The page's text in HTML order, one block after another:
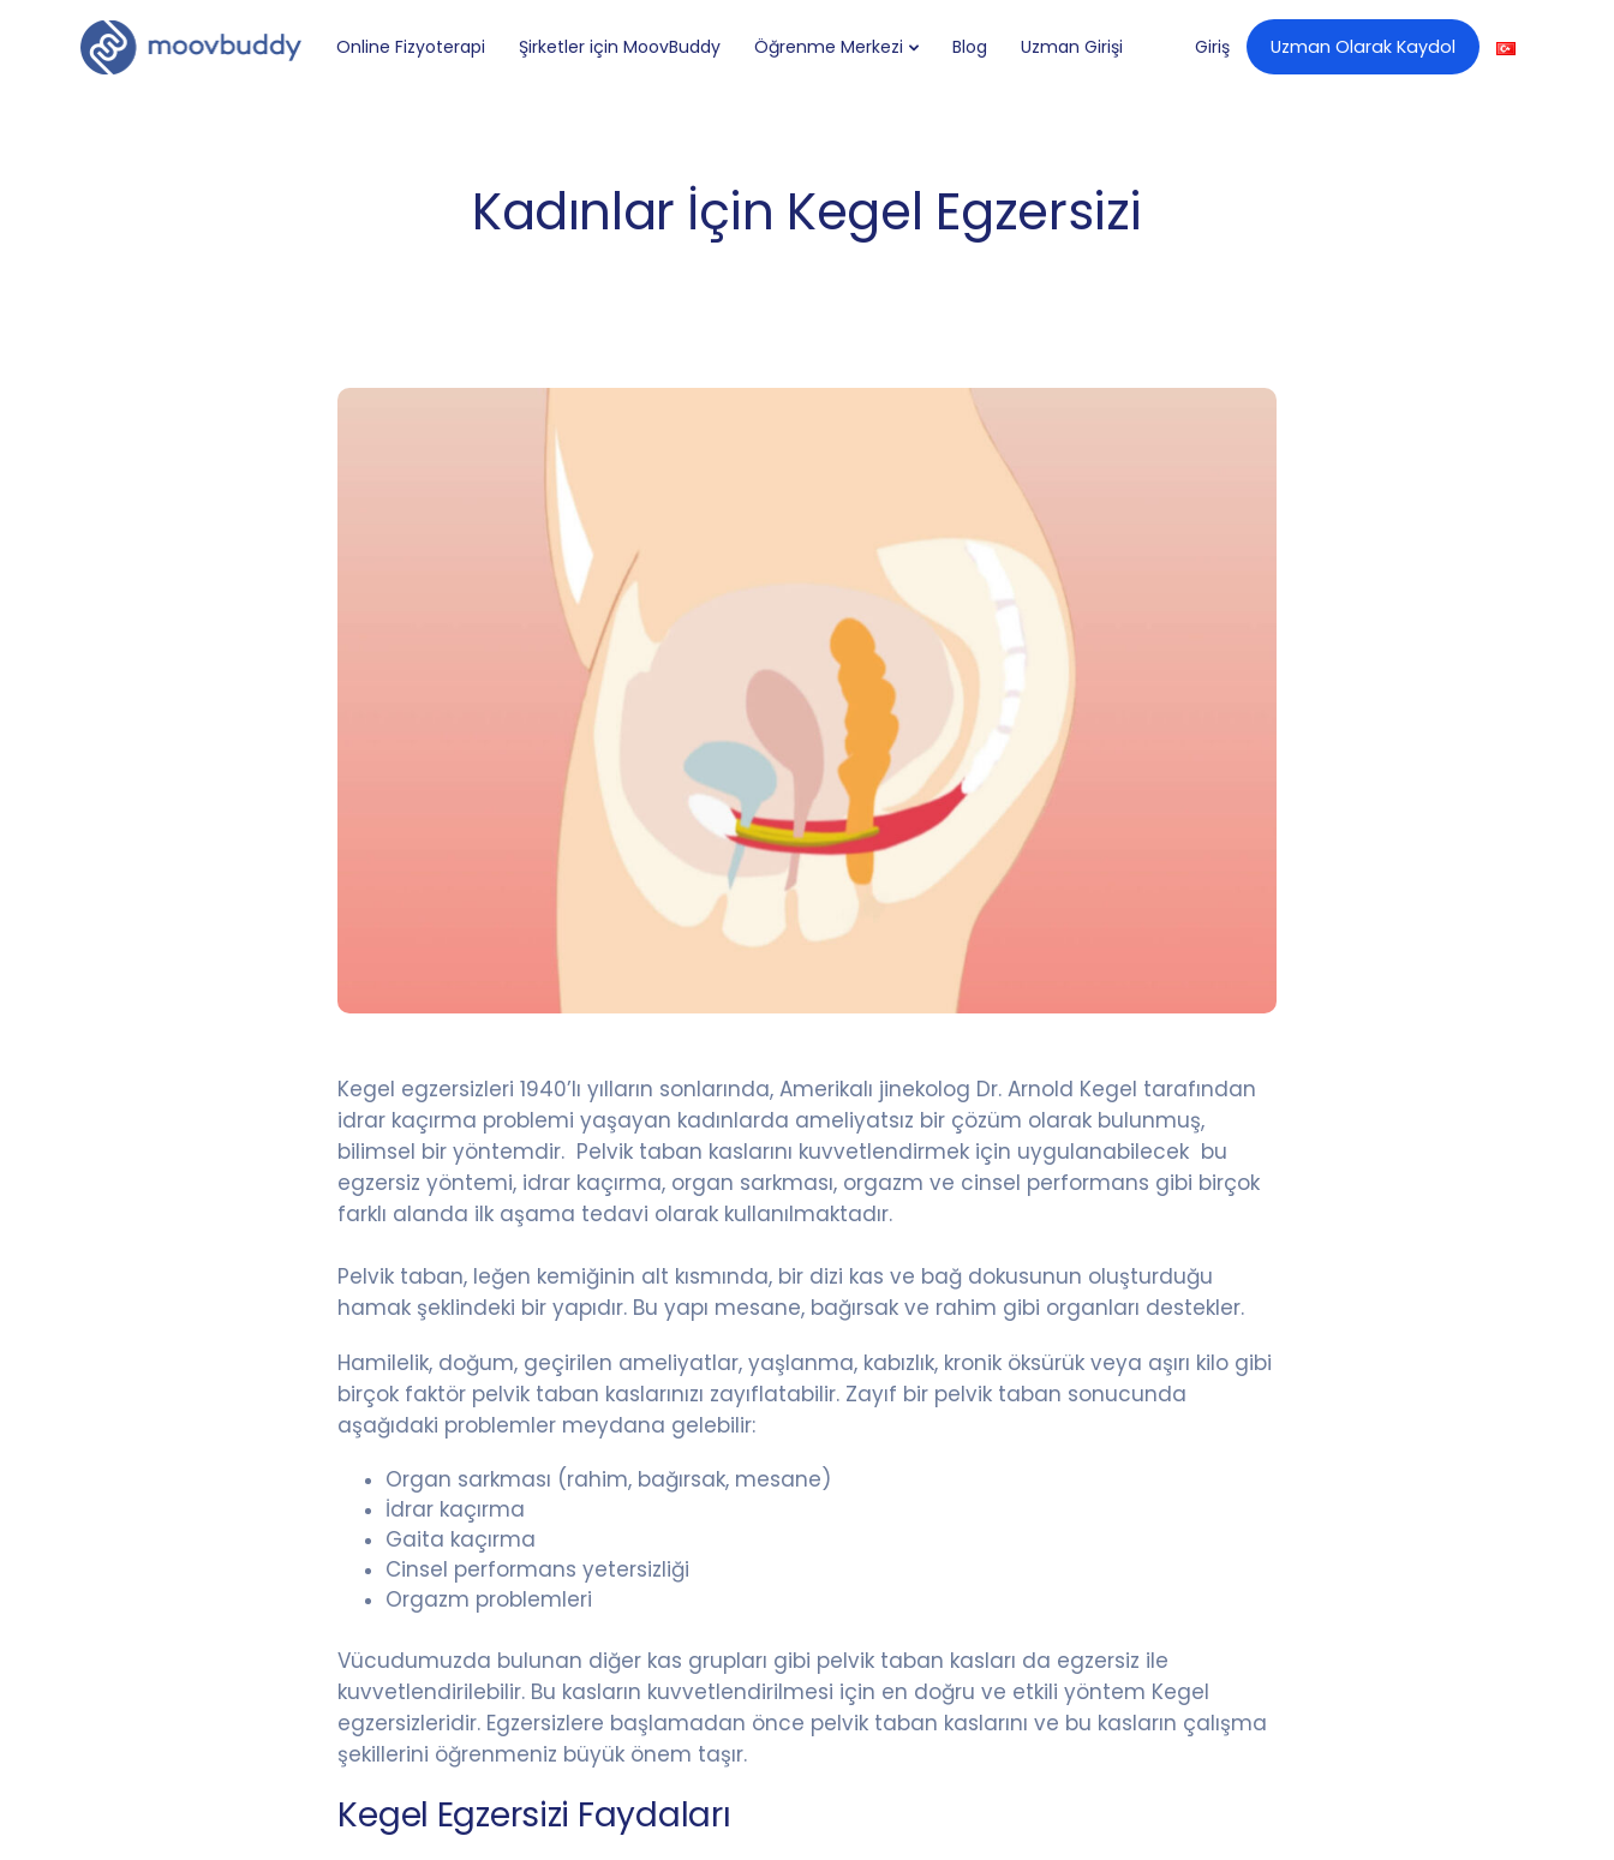
Online Fizyoterapi Şirketler için MoovBuddy Öğrenme Merkezi Blog Uzman Girişi Giriş Uzman Olarak Kaydol
Kadınlar İçin Kegel Egzersizi
Kegel egzersizleri 1940’lı yılların sonlarında, Amerikalı jinekolog Dr. Arnold Kegel tarafından
idrar kaçırma problemi yaşayan kadınlarda ameliyatsız bir çözüm olarak bulunmuş,
bilimsel bir yöntemdir. Pelvik taban kaslarını kuvvetlendirmek için uygulanabilecek bu
egzersiz yöntemi, idrar kaçırma, organ sarkması, orgazm ve cinsel performans gibi birçok
farklı alanda ilk aşama tedavi olarak kullanılmaktadır.
Pelvik taban, leğen kemiğinin alt kısmında, bir dizi kas ve bağ dokusunun oluşturduğu
hamak şeklindeki bir yapıdır. Bu yapı mesane, bağırsak ve rahim gibi organları destekler.
Hamilelik, doğum, geçirilen ameliyatlar, yaşlanma, kabızlık, kronik öksürük veya aşırı kilo gibi
birçok faktör pelvik taban kaslarınızı zayıflatabilir. Zayıf bir pelvik taban sonucunda
aşağıdaki problemler meydana gelebilir:
Organ sarkması (rahim, bağırsak, mesane)
İdrar kaçırma
Gaita kaçırma
Cinsel performans yetersizliği
Orgazm problemleri
Vücudumuzda bulunan diğer kas grupları gibi pelvik taban kasları da egzersiz ile
kuvvetlendirilebilir. Bu kasların kuvvetlendirilmesi için en doğru ve etkili yöntem Kegel
egzersizleridir. Egzersizlere başlamadan önce pelvik taban kaslarını ve bu kasların çalışma
şekillerini öğrenmeniz büyük önem taşır.
Kegel Egzersizi Faydaları